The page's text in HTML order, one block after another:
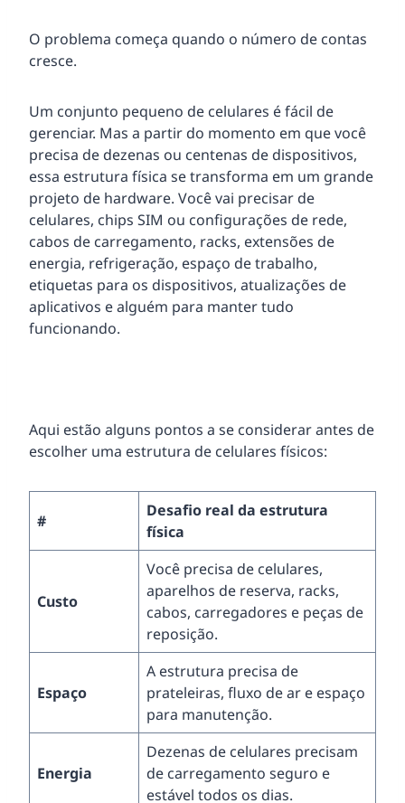
O problema começa quando o número de contas
cresce.
Um conjunto pequeno de celulares é fácil de
gerenciar. Mas a partir do momento em que você
precisa de dezenas ou centenas de dispositivos,
essa estrutura física se transforma em um grande
projeto de hardware. Você vai precisar de
celulares, chips SIM ou configurações de rede,
cabos de carregamento, racks, extensões de
energia, refrigeração, espaço de trabalho,
etiquetas para os dispositivos, atualizações de
aplicativos e alguém para manter tudo
funcionando.
Aqui estão alguns pontos a se considerar antes de
escolher uma estrutura de celulares físicos:
#
Desafio real da estrutura
física
Custo
Você precisa de celulares,
aparelhos de reserva, racks,
cabos, carregadores e peças de
reposição.
Espaço
A estrutura precisa de
prateleiras, fluxo de ar e espaço
para manutenção.
Energia
Dezenas de celulares precisam
de carregamento seguro e
estável todos os dias.